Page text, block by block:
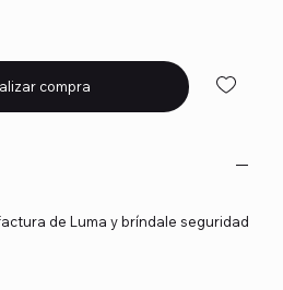
compra
de Luma y bríndale seguridad